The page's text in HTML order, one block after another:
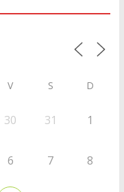
V S D
30 31 1
6 7 8